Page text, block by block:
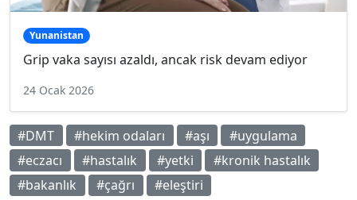
Yunanistan
Grip vaka sayısı azaldı, ancak risk devam ediyor
24 Ocak 2026
#DMT #hekim odaları #aşı
#uygulama
#eczacı
#hastalık #yetki
#kronik hastalık
#bakanlık
#çağrı #eleştiri